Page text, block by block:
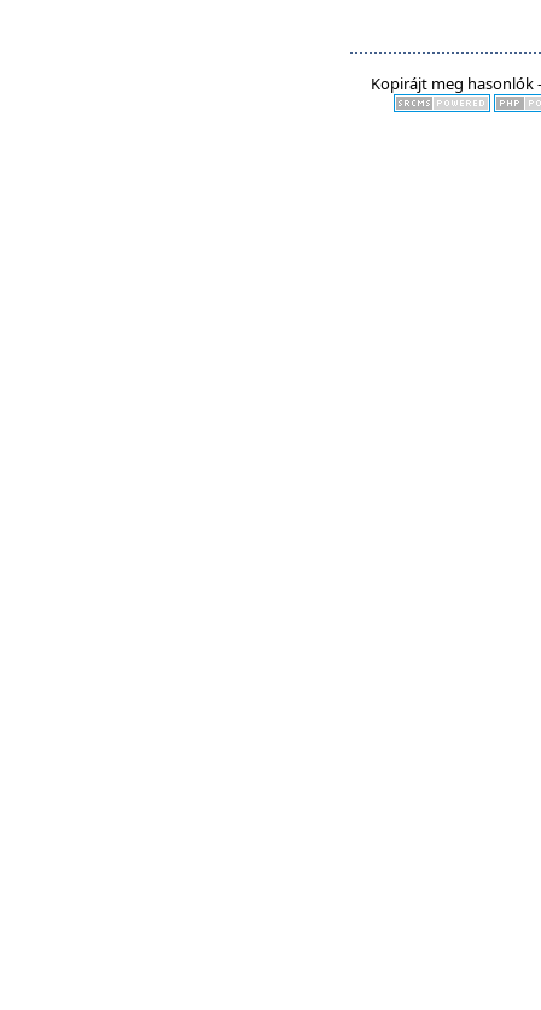
Kopirájt meg hasonlók